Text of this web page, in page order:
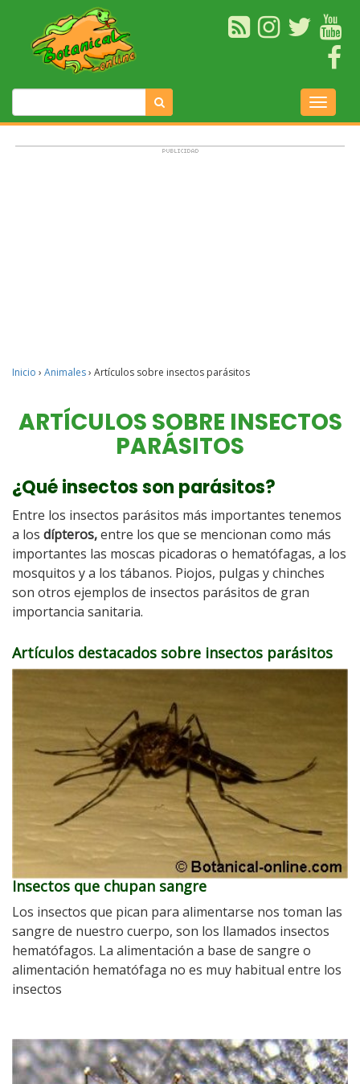
Inicio › Animales› Artículos sobre insectos parásitos
ARTÍCULOS SOBRE INSECTOS
PARÁSITOS
¿Qué insectos son parásitos?
Entre los insectos parásitos más importantes tenemos
a los dípteros,entre los que se mencionan como más
importantes las moscas picadoras o hematófagas, a los
mosquitos y a los tábanos. Piojos, pulgas y chinches
son otros ejemplos de insectos parásitos de gran
importancia sanitaria.
Artículos destacados sobre insectos parásitos
Insectos que chupan sangre
Los insectos que pican para alimentarse nos toman las
sangre de nuestro cuerpo, son los llamados insectos
hematófagos. La alimentación a base de sangre o
alimentación hematófaga no es muy habitual entre los
insectos